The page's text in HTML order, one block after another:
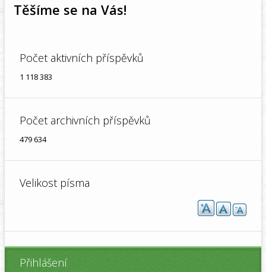
Těšíme se na Vás!
Počet aktivních příspěvků
1 118 383
Počet archivních příspěvků
479 634
Velikost písma
Přihlášení